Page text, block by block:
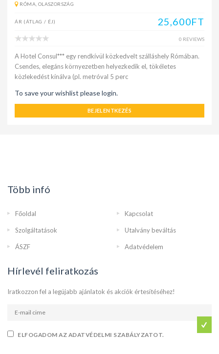
RÓMA, OLASZORSZÁG
ÁR (ÁTLAG / ÉJ) 25,600FT
0 REVIEWS
A Hotel Consul*** egy rendkívül közkedvelt szálláshely Rómában.
Csendes, elegáns környezetben helyezkedik el, tökéletes
közlekedést kínálva (pl. metróval 5 perc
To save your wishlist please login.
BEJELENTKEZÉS
Több infó
Főoldal Kapcsolat
Szolgáltatások Utalvány beváltás
ÁSZF Adatvédelem
Hírlevél feliratkozás
Iratkozzon fel a legújabb ajánlatok és akciók értesítéséhez!
ELFOGADOM AZ ADATVÉDELMI SZABÁLYZATOT.